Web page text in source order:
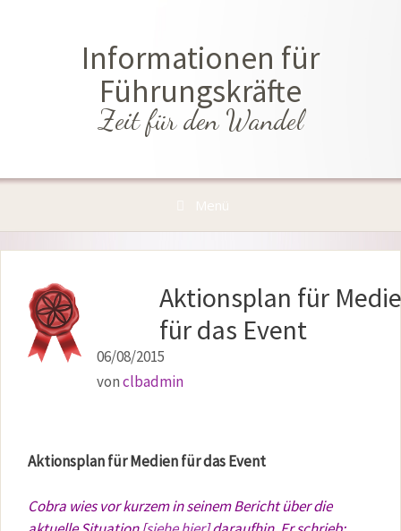
Informationen für
Führungskräfte
Zeit für den Wandel
Menü
Aktionsplan für
für das Event
06/08/2015
vonclbadmin
Aktionsplan für Medien für das Event
Cobra wies vor kurzem in seinem Bericht über die